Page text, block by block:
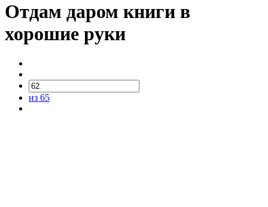
Отдам даром книги в
хорошие руки
из 65